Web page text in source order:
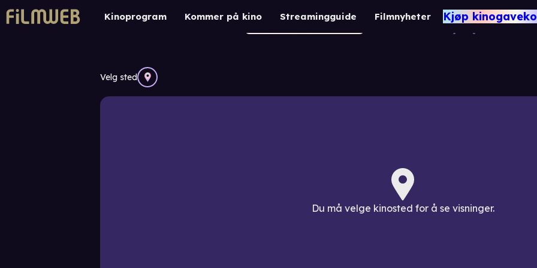
Kinoprogram Kommer på kino Streamingguide Filmnyheter Kjøp
3 t. 42 min.Drama / Action
Velg sted
Du må velge kinosted for å se visninger.